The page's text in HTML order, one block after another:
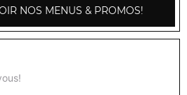
NOS MENUS & PROMOS!